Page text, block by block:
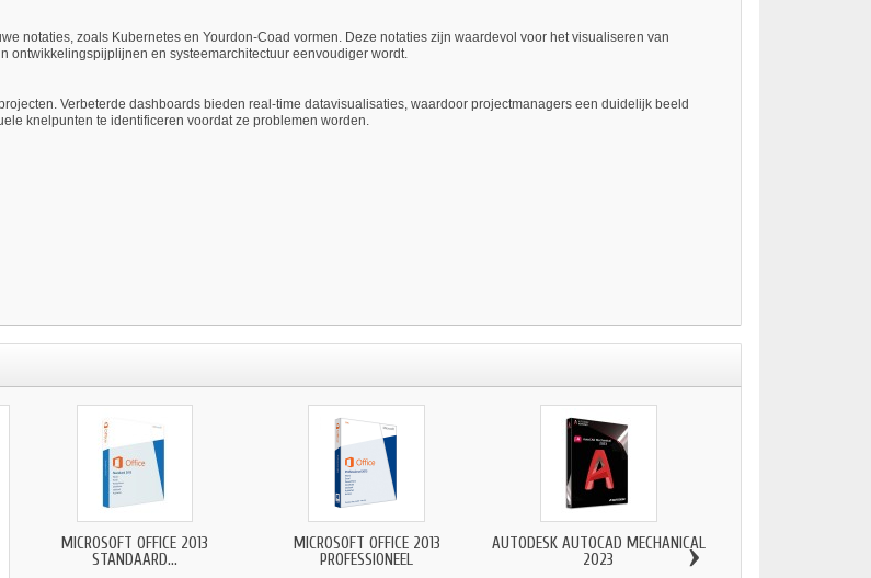
notaties, zoals Kubernetes en Yourdon-Coad vormen. Deze notaties zijn waardevol voor het visualiseren van
ontwikkelingspijplijnen en systeemarchitectuur eenvoudiger wordt.
Verbeterde dashboards bieden real-time datavisualisaties, waardoor projectmanagers een duidelijk beeld
knelpunten te identificeren voordat ze problemen worden.
MICROSOFT OFFICE 2013
STANDAARD...
MICROSOFT OFFICE 2013
PROFESSIONEEL
AUTODESK AUTOCAD MECHANICAL
2023
›